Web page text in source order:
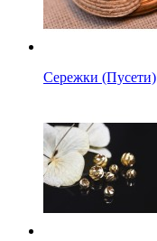
Сережки (Пусети)